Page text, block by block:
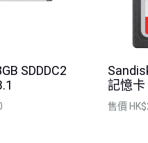
SDDDC2
記憶
售價